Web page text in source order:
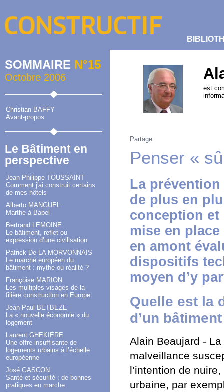
SOMMAIRE N°15
Octobre 2006
Christian BAFFY
Avant-propos
Le Bâtiment en
perspective
Jean-Philippe TOUSSAINT
Comment j'ai construit certains
de mes hôtels
Alberto MANGUEL
Marthe à Babel
Bertrand LEMOINE
Le bâtiment, reflet ou
expression d’une civilisation
Patrick De LA MORVONNAIS
Le marché européen du
bâtiment : mythe ou réalité ?
Françoise MARION
Les multiples visages de la
filière construction en Europe
Jean-Paul BETBÈZE
La « nouvelle économie » du
logement
Laurent GHEKIÈRE
Une offre insuffisante de
logements urbains à l’échelle
européenne
José GASCON
Santé et sécurité : de bonnes
pratiques en marche
est
Partage
Penser «
La
de plus en
conception
mise en
en amont
dispositifs
moyen d’y
Quelle est la
d’un
Alain Beaujard -
malveillance
l’intention de
urbaine, par